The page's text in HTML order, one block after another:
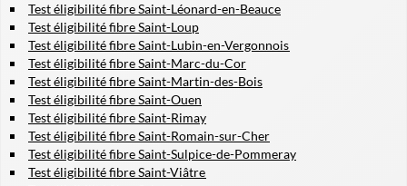
Test éligibilité fibre Saint-Léonard-en-Beauce
Test éligibilité fibre Saint-Loup
Test éligibilité fibre Saint-Lubin-en-Vergonnois
Test éligibilité fibre Saint-Marc-du-Cor
Test éligibilité fibre Saint-Martin-des-Bois
Test éligibilité fibre Saint-Ouen
Test éligibilité fibre Saint-Rimay
Test éligibilité fibre Saint-Romain-sur-Cher
Test éligibilité fibre Saint-Sulpice-de-Pommeray
Test éligibilité fibre Saint-Viâtre